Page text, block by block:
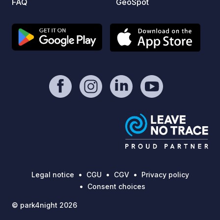
Legal notice CGU CGV
Privacy policy
Consent choices
© park4night 2026